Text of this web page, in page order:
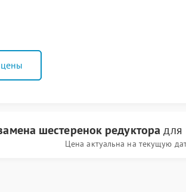
шестеренок редуктора для
Цена актуальна на текущую